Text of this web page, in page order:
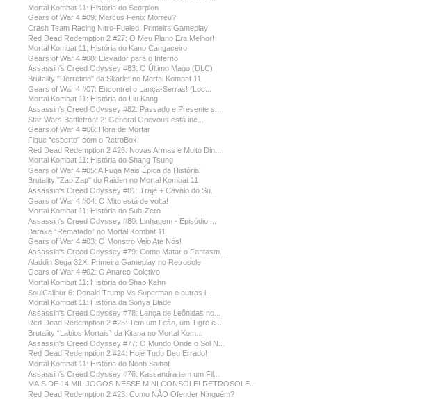
Mortal Kombat 11: História do Scorpion
Gears of War 4 #09: Marcus Fenix Morreu?
Crash Team Racing Nitro-Fueled: Primeira Gameplay
Red Dead Redemption 2 #27: O Meu Plano Era Melhor!
Mortal Kombat 11: História do Kano Cangaceiro
Gears of War 4 #08: Elevador para o Inferno
Assassin's Creed Odyssey #83: O Último Mago (DLC)
Brutality "Derretido" da Skarlet no Mortal Kombat 11
Gears of War 4 #07: Encontrei o Lança-Serras! (Loc...
Mortal Kombat 11: História do Liu Kang
Assassin's Creed Odyssey #82: Passado e Presente s...
Star Wars Battlefront 2: General Grievous está inc...
Gears of War 4 #06: Hora de Morfar
Fique “esperto” com o RetroBox!
Red Dead Redemption 2 #26: Novas Armas e Muito Din...
Mortal Kombat 11: História do Shang Tsung
Gears of War 4 #05: A Fuga Mais Épica da História!
Brutality "Zap Zap" do Raiden no Mortal Kombat 11
Assassin's Creed Odyssey #81: Traje + Cavalo do Su...
Gears of War 4 #04: O Mito está de volta!
Mortal Kombat 11: História do Sub-Zero
Assassin's Creed Odyssey #80: Linhagem - Episódio ...
Baraka “Rematado” no Mortal Kombat 11
Gears of War 4 #03: O Monstro Veio Até Nós!
Assassin's Creed Odyssey #79: Como Matar o Fantasm...
Aladdin Sega 32X: Primeira Gameplay no Retrosole
Gears of War 4 #02: O Anarco Coletivo
Mortal Kombat 11: História do Shao Kahn
SoulCalibur 6: Donald Trump Vs Superman e outras l...
Mortal Kombat 11: História da Sonya Blade
Assassin's Creed Odyssey #78: Lança de Leônidas no...
Red Dead Redemption 2 #25: Tem um Leão, um Tigre e...
Brutality “Labios Mortais” da Kitana no Mortal Kom...
Assassin's Creed Odyssey #77: O Mundo Onde o Sol N...
Red Dead Redemption 2 #24: Hoje Tudo Deu Errado!
Mortal Kombat 11: História do Noob Saibot
Assassin's Creed Odyssey #76: Kassandra tem um Fil...
MAIS DE 14 MIL JOGOS NESSE MINI CONSOLE! RETROSOLE...
Red Dead Redemption 2 #23: Como NÃO Ofender Ninguém?